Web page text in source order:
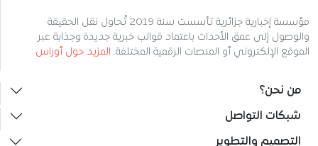
مؤسسة إخبارية جزائرية تأسست سنة 2019 تُحاول نقل الحقيقة
والوصول إلى عمق الأحداث باعتماد قوالب خبرية جديدة وجذابة عبر
الموقع الإلكتروني أو المنصات الرقمية المختلفة. المزيد حول أوراس
من نحن؟
شبكات التواصل
التصميم والتطوير